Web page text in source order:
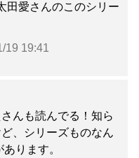
田愛さんのこのシリー
19 19:41
んも読んでる！知ら
、シリーズものなん
ります。